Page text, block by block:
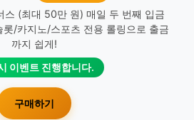
스 (최대 50만 원) 매일 두 번째 입금
롯/카지노/스포츠 전용 롤링으로 출금
까지 쉽게!
이벤트 진행합니다.
구매하기